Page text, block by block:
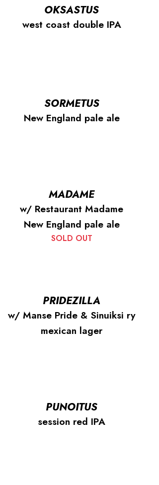
OKSASTUS
west coast double IPA
SORMETUS
New England pale ale
MADAME
w/ Restaurant Madame
New England pale ale
SOLD OUT
PRIDEZILLA
w/ Manse Pride & Sinuiksi ry
mexican lager
PUNOITUS
session red IPA